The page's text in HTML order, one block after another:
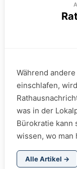
Während
einschlafen,
was in der
Bürokratie kann
wissen, wo man
Alle Artikel →